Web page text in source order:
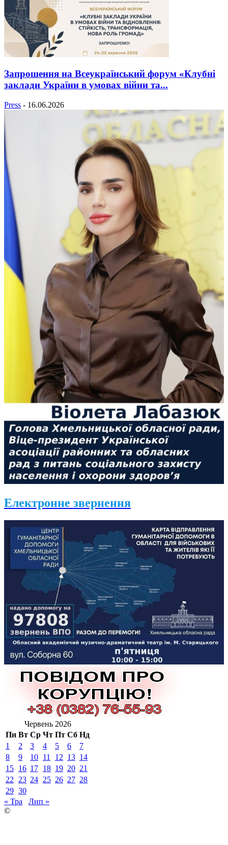
Запрошення на Всеукраїнський форум «Клубні
заклади України в умовах війни та...
Press - 16.06.2026
Електронне звернення
Червень 2026
Пн Вт Ср Чт Пт Сб Нд
1
2 3 4 5 6
7
8
9 10 11 12 13 14
15 16 17 18 19 20 21
22
23 24 25 26 27 28
29 30
« Тра
Лип »
©